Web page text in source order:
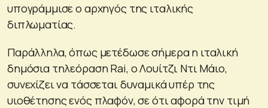
υπογράμμισε ο αρχηγός της ιταλικής
διπλωματίας.
Παράλληλα, όπως μετέδωσε σήμερα η ιταλική
δημόσια τηλεόραση Rai, o Λουίτζι Nτι Μάιο,
συνεχίζει να τάσσεται δυναμικά υπέρ της
υιοθέτησης ενός πλαφόν, σε ότι αφορά την τιμή